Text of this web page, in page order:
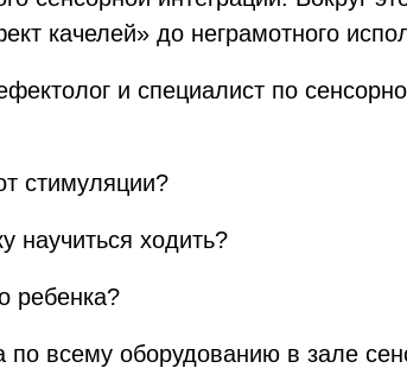
качелей» до неграмотного
и специалист по
стимуляции?
научиться ходить?
ребенка?
по всему оборудованию в зале